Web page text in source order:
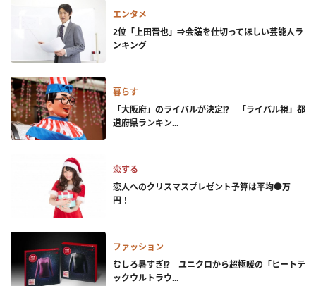
エンタメ
2位「上田晋也」⇒会議を仕切ってほしい芸能人ラ
ンキング
暮らす
「大阪府」のライバルが決定!? 「ライバル視」都
道府県ランキン...
恋する
恋人へのクリスマスプレゼント予算は平均●万
円！
ファッション
むしろ暑すぎ!? ユニクロから超極暖の「ヒートテ
ックウルトラウ...